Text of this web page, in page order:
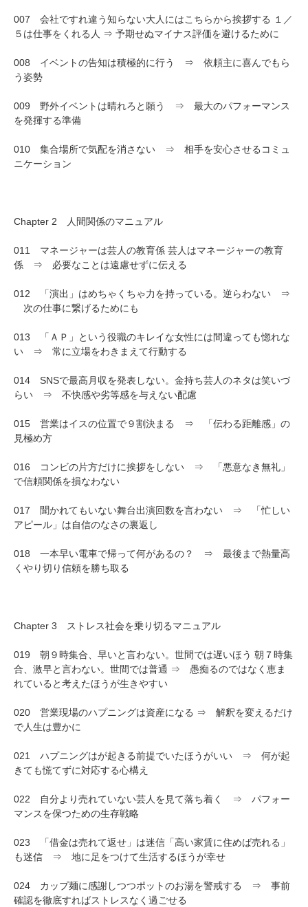
007 会社ですれ違う知らない大人にはこちらから挨拶する １／
５は仕事をくれる人 ⇒ 予期せぬマイナス評価を避けるために
008 イベントの告知は積極的に行う ⇒ 依頼主に喜んでもら
う姿勢
009 野外イベントは晴れろと願う ⇒ 最大のパフォーマンス
を発揮する準備
010 集合場所で気配を消さない ⇒ 相手を安心させるコミュ
ニケーション
Chapter 2 人間関係のマニュアル
011 マネージャーは芸人の教育係 芸人はマネージャーの教育
係 ⇒ 必要なことは遠慮せずに伝える
012 「演出」はめちゃくちゃ力を持っている。逆らわない ⇒
次の仕事に繋げるためにも
013 「ＡＰ」という役職のキレイな女性には間違っても惚れな
い ⇒ 常に立場をわきまえて行動する
014 SNSで最高月収を発表しない。金持ち芸人のネタは笑いづ
らい ⇒ 不快感や劣等感を与えない配慮
015 営業はイスの位置で９割決まる ⇒ 「伝わる距離感」の
見極め方
016 コンビの片方だけに挨拶をしない ⇒ 「悪意なき無礼」
で信頼関係を損なわない
017 聞かれてもいない舞台出演回数を言わない ⇒ 「忙しい
アピール」は自信のなさの裏返し
018 一本早い電車で帰って何があるの？ ⇒ 最後まで熱量高
くやり切り信頼を勝ち取る
Chapter 3 ストレス社会を乗り切るマニュアル
019 朝９時集合、早いと言わない。世間では遅いほう 朝７時集
合、激早と言わない。世間では普通 ⇒ 愚痴るのではなく恵ま
れていると考えたほうが生きやすい
020 営業現場のハプニングは資産になる ⇒ 解釈を変えるだけ
で人生は豊かに
021 ハプニングはが起きる前提でいたほうがいい ⇒ 何が起
きても慌てずに対応する心構え
022 自分より売れていない芸人を見て落ち着く ⇒ パフォー
マンスを保つための生存戦略
023 「借金は売れて返せ」は迷信「高い家賃に住めば売れる」
も迷信 ⇒ 地に足をつけて生活するほうが幸せ
024 カップ麺に感謝しつつポットのお湯を警戒する ⇒ 事前
確認を徹底すればストレスなく過ごせる